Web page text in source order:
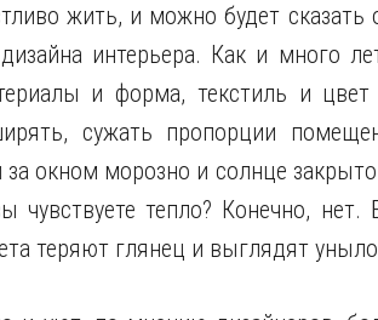
жить, и можно будет сказать
интерьера. Как и много
и форма, текстиль и
сужать пропорции
за окном морозно и солнце
чувствуете тепло? Конечно, нет.
теряют глянец и выглядят